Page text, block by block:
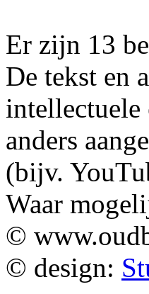
Er zijn 13
De tekst en
intellectuele
anders
(bijv.
Waar
©
© design: